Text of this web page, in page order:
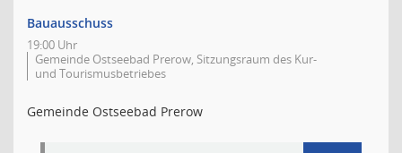
Bauausschuss
19:00 Uhr
Gemeinde Ostseebad Prerow, Sitzungsraum des Kur-
und Tourismusbetriebes
Gemeinde Ostseebad Prerow